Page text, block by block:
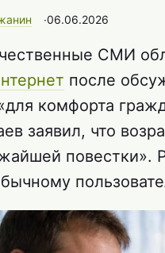
∙06.06.2026
СМИ
после
комфорта
заявил, что
повестки».